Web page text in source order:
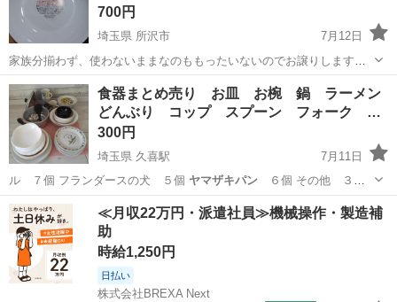
700円
埼玉県 所沢市
7月12日
家族分揃わず、使わないままなのももったいないのでお譲りします。
全て未使用ではありますが、長期保管品もありますので気にされない
方に。。 サラダボウル大？やサラダボウル小？、お皿など色々8点セ
ットです。 春のパンまつり...
埼玉 所沢市 食器
食器まとめ売り お皿 お椀 鍋 ラーメン
どんぶり コップ スプーン フォーク …
300円
埼玉県 久喜駅
7月11日
ル ７個 フランダースの犬 ５個 ヤマザキパン６個 その他 ３
個 【コップ…
埼玉 久喜市 久喜駅 食器 どんぶり
≪月収22万円・派遣社員≫機械操作・製造補
助
時給1,250円
日払い
株式会社BREXA Next